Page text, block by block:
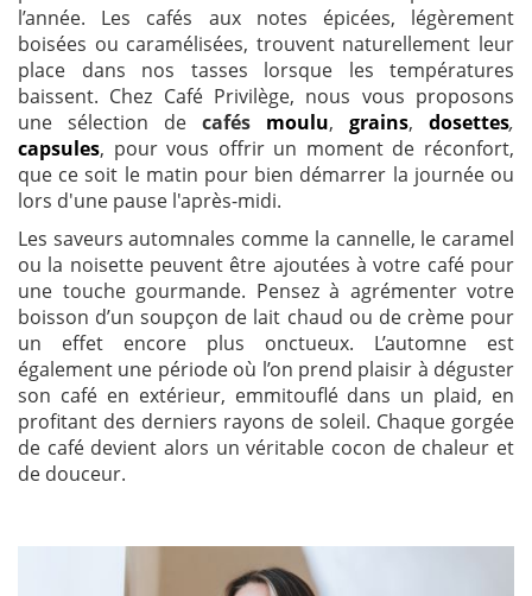
l’année. Les cafés aux notes épicées, légèrement
boisées ou caramélisées, trouvent naturellement leur
place dans nos tasses lorsque les températures
baissent. Chez Café Privilège, nous vous proposons
une sélection de cafés moulu, grains, dosettes,
capsules, pour vous offrir un moment de réconfort,
que ce soit le matin pour bien démarrer la journée ou
lors d'une pause l'après-midi.
Les saveurs automnales comme la cannelle, le caramel
ou la noisette peuvent être ajoutées à votre café pour
une touche gourmande. Pensez à agrémenter votre
boisson d’un soupçon de lait chaud ou de crème pour
un effet encore plus onctueux. L’automne est
également une période où l’on prend plaisir à déguster
son café en extérieur, emmitouflé dans un plaid, en
profitant des derniers rayons de soleil. Chaque gorgée
de café devient alors un véritable cocon de chaleur et
de douceur.